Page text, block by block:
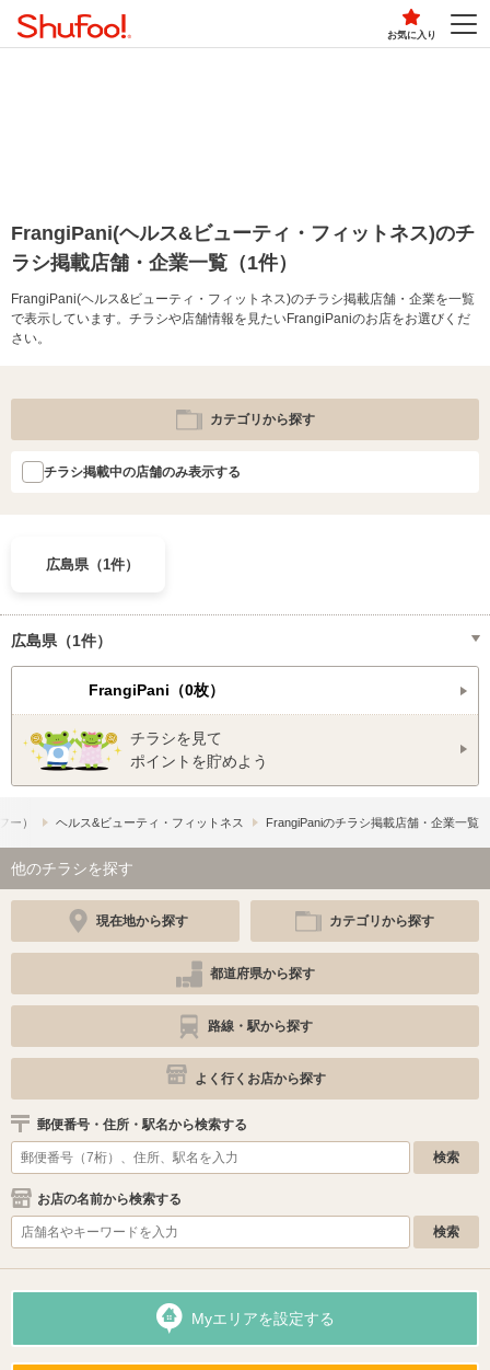
お気に入り
FrangiPani(ヘルス&ビューティ・フィットネス)のチ
ラシ掲載店舗・企業一覧（1件）
FrangiPani(ヘルス&ビューティ・フィットネス)のチラシ掲載店舗・企業を一覧
で表示しています。チラシや店舗情報を見たいFrangiPaniのお店をお選びくだ
さい。
カテゴリから探す
チラシ掲載中の店舗のみ表示する
広島県（1件）
広島県（1件）
FrangiPani（0枚）
チラシを見て
ポイントを貯めよう
ー） ヘルス&ビューティ・フィットネス FrangiPaniのチラシ掲載店舗・企業一覧
他のチラシを探す
現在地から探す カテゴリから探す
都道府県から探す
路線・駅から探す
よく行くお店から探す
郵便番号・住所・駅名から検索する
お店の名前から検索する
Myエリアを設定する